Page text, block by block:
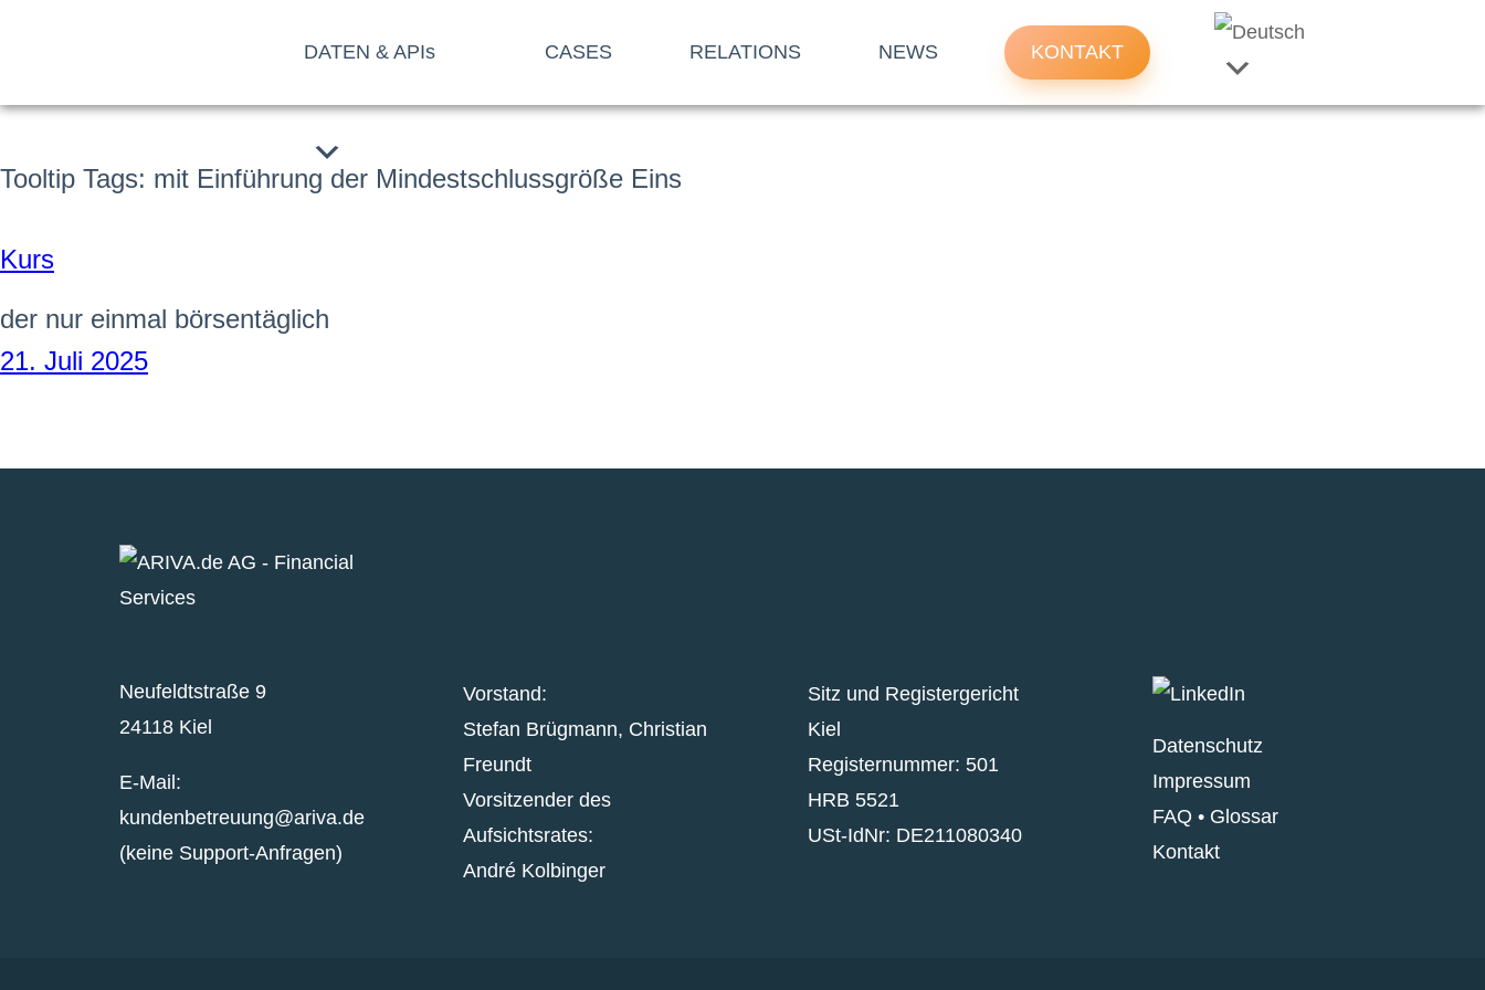
springen
DATEN & APIs CASES RELATIONS NEWS KONTAKT
Tooltip Tags: mit Einführung der Mindestschlussgröße Eins
Kurs
der nur einmal börsentäglich
21. Juli 2025
Neufeldtstraße 9
24118 Kiel
E-Mail:
kundenbetreuung@ariva.de
(keine Support-Anfragen)
Vorstand:
Stefan Brügmann, Christian
Freundt
Vorsitzender des
Aufsichtsrates:
André Kolbinger
Sitz und Registergericht
Kiel
Registernummer: 501
HRB 5521
USt-IdNr: DE211080340
Datenschutz
Impressum
FAQ • Glossar
Kontakt